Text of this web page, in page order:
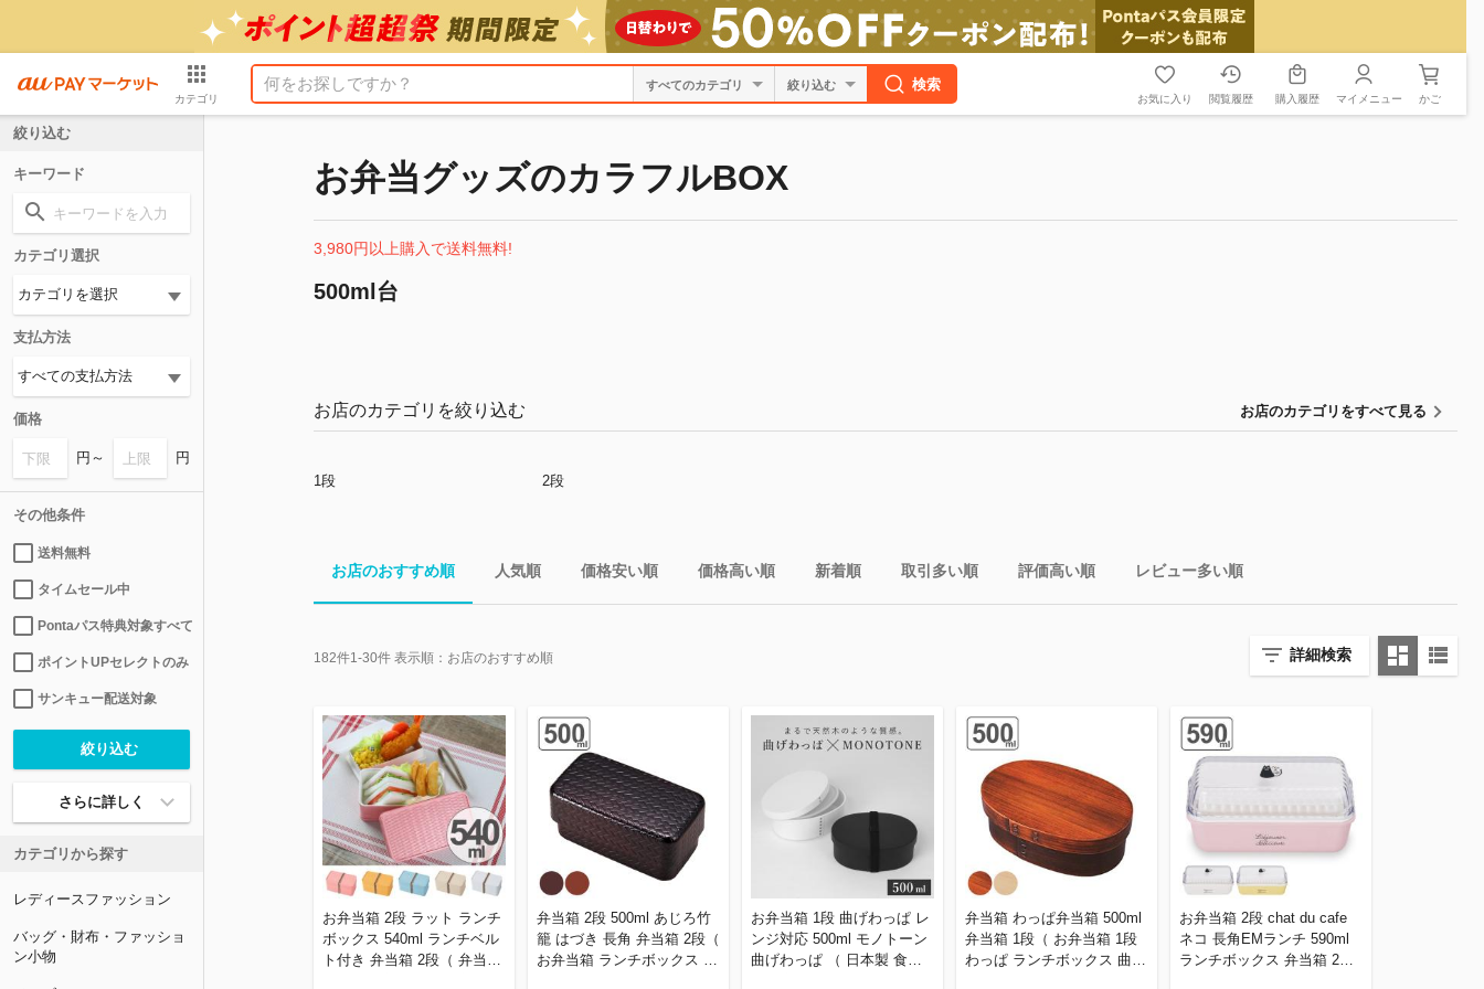
カテゴリ
絞り込む 検索
お気に入り 閲覧履歴 購入履歴 マイメニュー かご
お弁当グッズのカラフルBOX
3,980円以上購入で送料無料!
500ml台
お店のカテゴリを絞り込む お店のカテゴリをすべて見る
1段 2段
お店のおすすめ順 人気順 価格安い順 価格高い順 新着順 取引多い順 評価高い順 レビュー多い順
詳細検索
182件1-30件 表示順： お店のおすすめ順
お弁当箱 2段 ラット ランチ
ボックス 540ml ランチベル
ト付き 弁当箱 2段（ 弁当箱
弁当箱 2段 500ml あじろ竹
籠 はづき 長角 弁当箱 2段（
お弁当箱 ランチボックス あ
お弁当箱 1段 曲げわっぱ レ
ンジ対応 500ml モノトーン
曲げわっぱ （ 日本製 食洗
弁当箱 わっぱ弁当箱 500ml
弁当箱 1段（ お弁当箱 1段
わっぱ ランチボックス 曲げ
お弁当箱 2段 chat du cafe
ネコ 長角EMランチ 590ml
ランチボックス 弁当箱 2段
絞り込む
キーワード
カテゴリ選択
支払方法
価格
円～ 円
その他条件
送料無料
タイムセール中
Pontaパス特典対象すべて
ポイントUPセレクトのみ
サンキュー配送対象
さらに詳しく
カテゴリから探す
レディースファッション
バッグ・財布・ファッショ
ン小物